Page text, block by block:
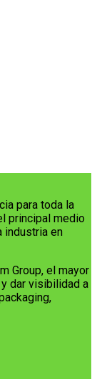
para toda la
principal medio
industria en
Group, el mayor
dar visibilidad a